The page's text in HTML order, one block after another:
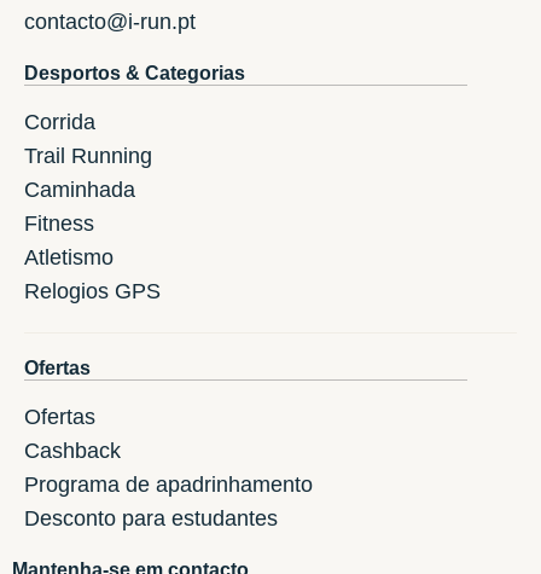
contacto@i-run.pt
Desportos & Categorias
Corrida
Trail Running
Caminhada
Fitness
Atletismo
Relogios GPS
Ofertas
Ofertas
Cashback
Programa de apadrinhamento
Desconto para estudantes
Mantenha-se em contacto